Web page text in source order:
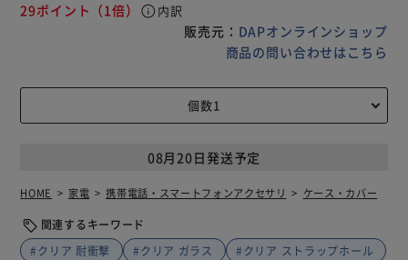
29ポイント （1倍） info 内訳
販売元： DAPオンラインショップ
商品の問い合わせはこちら
08月20日発送予定
HOME 家電 携帯電話・スマートフォンアクセサリ ケース・カバー
関連するキーワード
#クリア 耐衝撃
#クリア ガラス
#クリア ストラップホール